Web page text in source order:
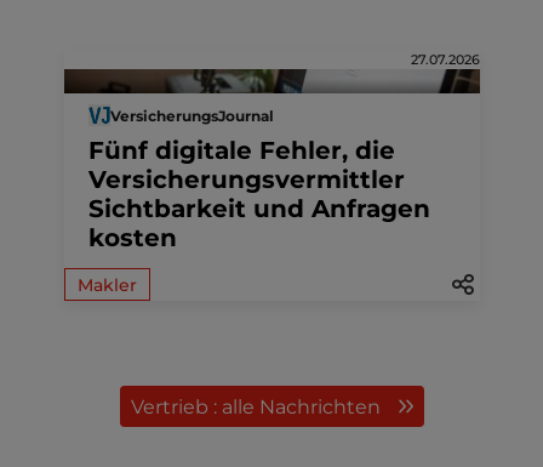
27.07.2026
VersicherungsJournal
Fünf digitale Fehler, die
Versicherungsvermittler
Sichtbarkeit und Anfragen
kosten
Makler
Vertrieb : alle Nachrichten